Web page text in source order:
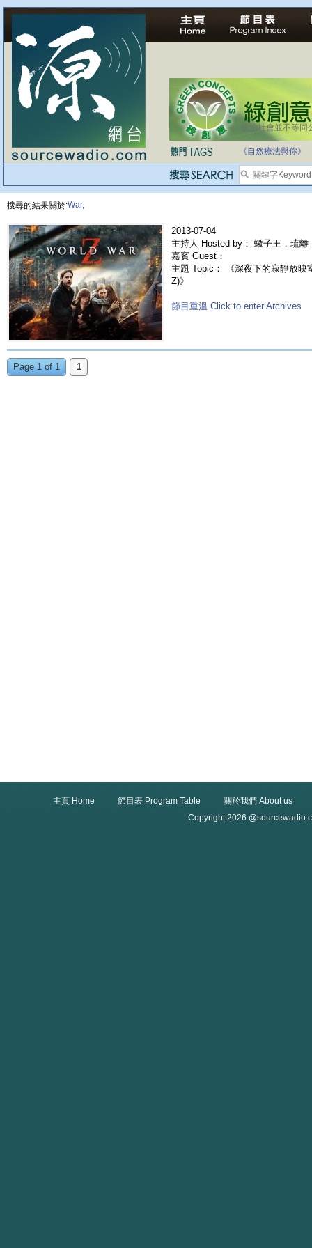
法治社會並不等同
自家教育合法化-
《自然療法與你》
搜尋的結果關於:War,
2013-07-04
主持人 Hosted by： 蠍子王，琉離
嘉賓 Guest：
主題 Topic： 《深夜下的寂靜放映
Z)》
節目重溫 Click to enter Archives
Page 1 of 1 1
主頁 Home 節目表 Program Table
關於我們 About us
Copyright 2026